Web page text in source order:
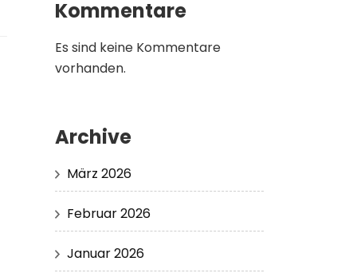
Kommentare
Es sind keine Kommentare
vorhanden.
Archive
März 2026
Februar 2026
Januar 2026